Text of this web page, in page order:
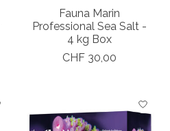
Fauna Marin
Professional Sea Salt -
4 kg Box
CHF 30,00